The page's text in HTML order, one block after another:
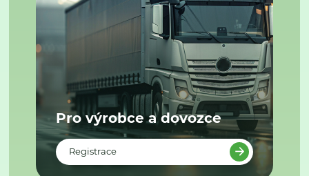
Pro výrobce a dovozce
Registrace